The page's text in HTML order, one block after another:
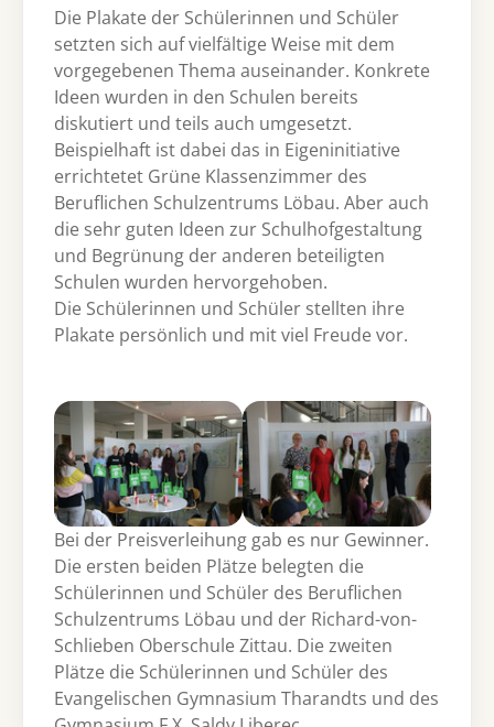
Die Plakate der Schülerinnen und Schüler
setzten sich auf vielfältige Weise mit dem
vorgegebenen Thema auseinander. Konkrete
Ideen wurden in den Schulen bereits
diskutiert und teils auch umgesetzt.
Beispielhaft ist dabei das in Eigeninitiative
errichtetet Grüne Klassenzimmer des
Beruflichen Schulzentrums Löbau. Aber auch
die sehr guten Ideen zur Schulhofgestaltung
und Begrünung der anderen beteiligten
Schulen wurden hervorgehoben.
Die Schülerinnen und Schüler stellten ihre
Plakate persönlich und mit viel Freude vor.
Bei der Preisverleihung gab es nur Gewinner.
Die ersten beiden Plätze belegten die
Schülerinnen und Schüler des Beruflichen
Schulzentrums Löbau und der Richard-von-
Schlieben Oberschule Zittau. Die zweiten
Plätze die Schülerinnen und Schüler des
Evangelischen Gymnasium Tharandts und des